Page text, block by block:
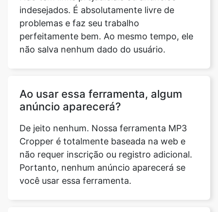
não salva nenhum dado do usuário.
Ao usar essa ferramenta, algum
Cropper é totalmente baseada na web e
não requer inscrição ou registro adicional.
Portanto, nenhum anúncio aparecerá se
você usar essa ferramenta.
Essa ferramenta salvará minha